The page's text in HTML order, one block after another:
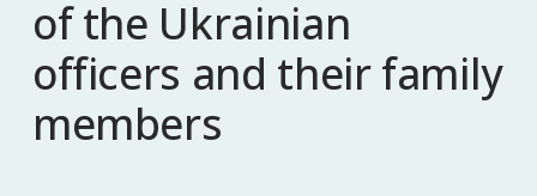
of the Ukrainian
officers and their family
members